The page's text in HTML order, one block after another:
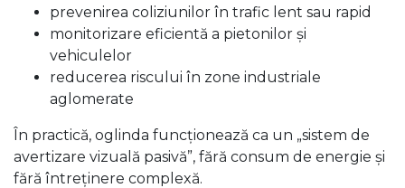
prevenirea coliziunilor în trafic lent sau rapid
monitorizare eficientă a pietonilor și
vehiculelor
reducerea riscului în zone industriale
aglomerate
În practică, oglinda funcționează ca un „sistem de
avertizare vizuală pasivă”, fără consum de energie și
fără întreținere complexă.